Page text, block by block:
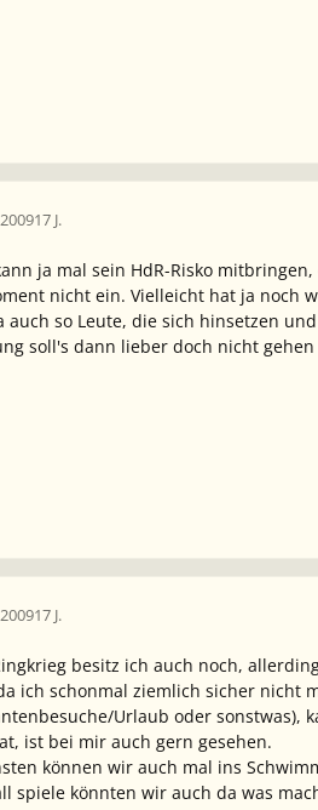
17 J.
ja mal sein HdR-Risko
nicht ein. Vielleicht hat ja noch
auch so Leute, die sich hinsetzen
soll's dann lieber doch nicht gehen
17 J.
besitz ich auch noch,
ich schonmal ziemlich sicher nicht
Urlaub oder sonstwas),
ist bei mir auch gern gesehen.
können wir auch mal ins
spiele könnten wir auch da was